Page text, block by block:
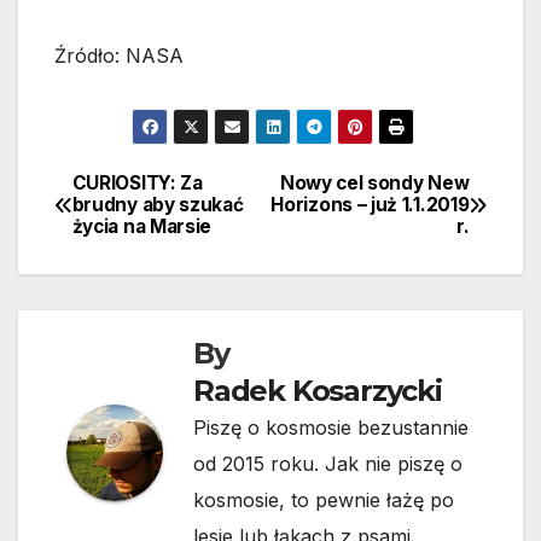
Źródło: NASA
Nawigacja
wpisu
Nowy cel sondy New
Horizons – już 1.1.2019
r.
CURIOSITY: Za
brudny aby szukać
życia na Marsie
By
Radek Kosarzycki
Piszę o kosmosie bezustannie
od 2015 roku. Jak nie piszę o
kosmosie, to pewnie łażę po